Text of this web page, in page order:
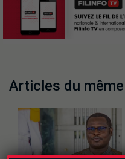
Articles du